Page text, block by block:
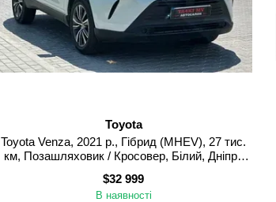
Toyota
Toyota Venza, 2021 р., Гібрид (MHEV), 27 тис.
км, Позашляховик / Кросовер, Білий, Дніпро
$32 999
В наявності